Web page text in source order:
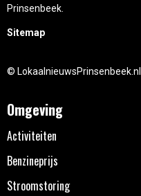
Prinsenbeek.
Sitemap
© LokaalnieuwsPrinsenbeek.nl
Omgeving
Activiteiten
Benzineprijs
Stroomstoring